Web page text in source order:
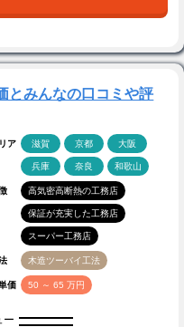
とみんなの口コミや評
ア 滋賀 京都 大阪
兵庫 奈良 和歌山
高気密高断熱の工務店
保証が充実した工務店
スーパー工務店
木造ツーバイ工法
価 50 ～ 65 万円
ー